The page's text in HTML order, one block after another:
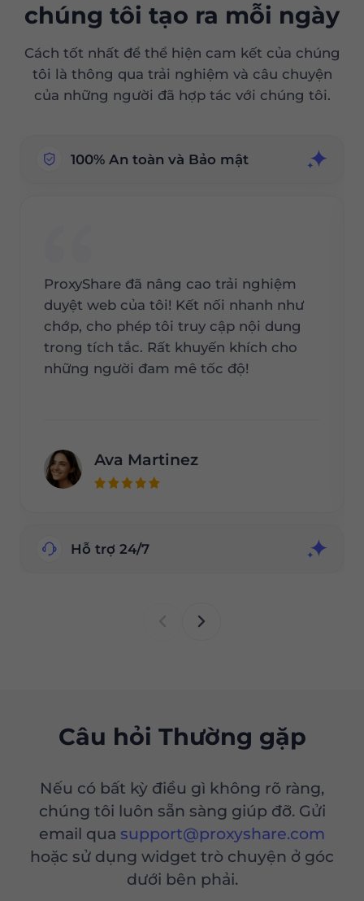
chúng tôi tạo ra mỗi ngày
Cách tốt nhất để thể hiện cam kết của chúng
tôi là thông qua trải nghiệm và câu chuyện
của những người đã hợp tác với chúng tôi.
100% An toàn và Bảo mật
ProxyShare đã nâng cao trải nghiệm
duyệt web của tôi! Kết nối nhanh như
chớp, cho phép tôi truy cập nội dung
trong tích tắc. Rất khuyến khích cho
những người đam mê tốc độ!
Ava Martinez
Hỗ trợ 24/7
Câu hỏi Thường gặp
Nếu có bất kỳ điều gì không rõ ràng,
chúng tôi luôn sẵn sàng giúp đỡ. Gửi
email qua support@proxyshare.com
hoặc sử dụng widget trò chuyện ở góc
dưới bên phải.